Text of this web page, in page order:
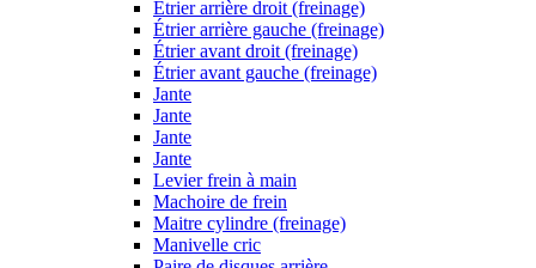
Étrier arrière droit (freinage)
Étrier arrière gauche (freinage)
Étrier avant droit (freinage)
Étrier avant gauche (freinage)
Jante
Jante
Jante
Jante
Levier frein à main
Machoire de frein
Maitre cylindre (freinage)
Manivelle cric